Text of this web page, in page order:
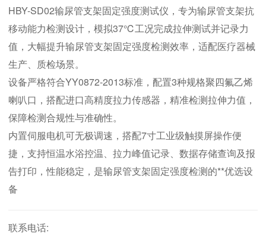
HBY-SD02输尿管支架固定强度测试仪，专为输尿管支架抗
移动能力检测设计，模拟37℃工况完成拉伸测试并记录力
值，大幅提升输尿管支架固定强度检测效率，适配医疗器械
生产、质检场景。
设备严格符合YY0872-2013标准，配置3种规格聚四氟乙烯
喇叭口，搭配进口高精度拉力传感器，精准检测拉伸力值，
保障检测合规性与准确性。
内置伺服电机可无极调速，搭配7寸工业级触摸屏操作便
捷，支持恒温水浴控温、拉力峰值记录、数据存储查询及报
告打印，性能稳定，是输尿管支架固定强度检测的**优选设
备
联系电话: